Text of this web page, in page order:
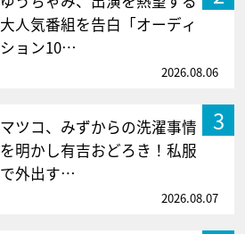
大人気番組を告白「オーディ
ション10…
2026.08.06
3
マツコ、みずからの洗濯事情
を明かし有吉おどろき！私服
で外出す…
2026.08.07